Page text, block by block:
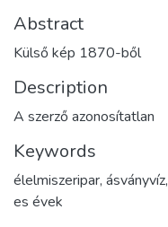
Abstract
Külső kép 1870-ből
Description
A szerző azonosítatlan
Keywords
élelmiszeripar, ásványvíz,
es évek